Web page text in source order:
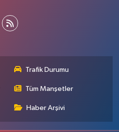
Trafik Durumu
Tüm Manşetler
Haber Arşivi